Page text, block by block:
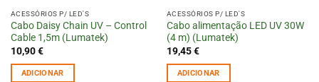
ACESSÓRIOS P/ LED'S
Cabo Daisy Chain UV – Control
Cable 1,5m (Lumatek)
10,90€
ADICIONAR
ACESSÓRIOS P/ LED'S
Cabo alimentação LED UV 30W
(4 m) (Lumatek)
19,45€
ADICIONAR